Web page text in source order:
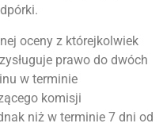
oceny z którejkolwiek
prawo do dwóch
w terminie
komisji
niż w terminie 7 dni od